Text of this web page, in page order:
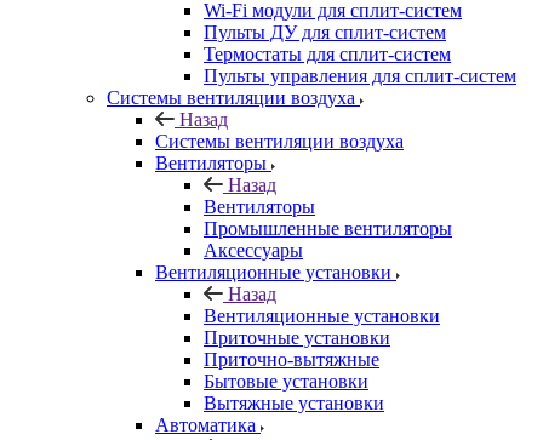
Wi-Fi модули для сплит-систем
Пульты ДУ для сплит-систем
Термостаты для сплит-систем
Пульты управления для сплит-систем
Системы вентиляции воздуха
Назад
Системы вентиляции воздуха
Вентиляторы
Назад
Вентиляторы
Промышленные вентиляторы
Аксессуары
Вентиляционные установки
Назад
Вентиляционные установки
Приточные установки
Приточно-вытяжные
Бытовые установки
Вытяжные установки
Автоматика